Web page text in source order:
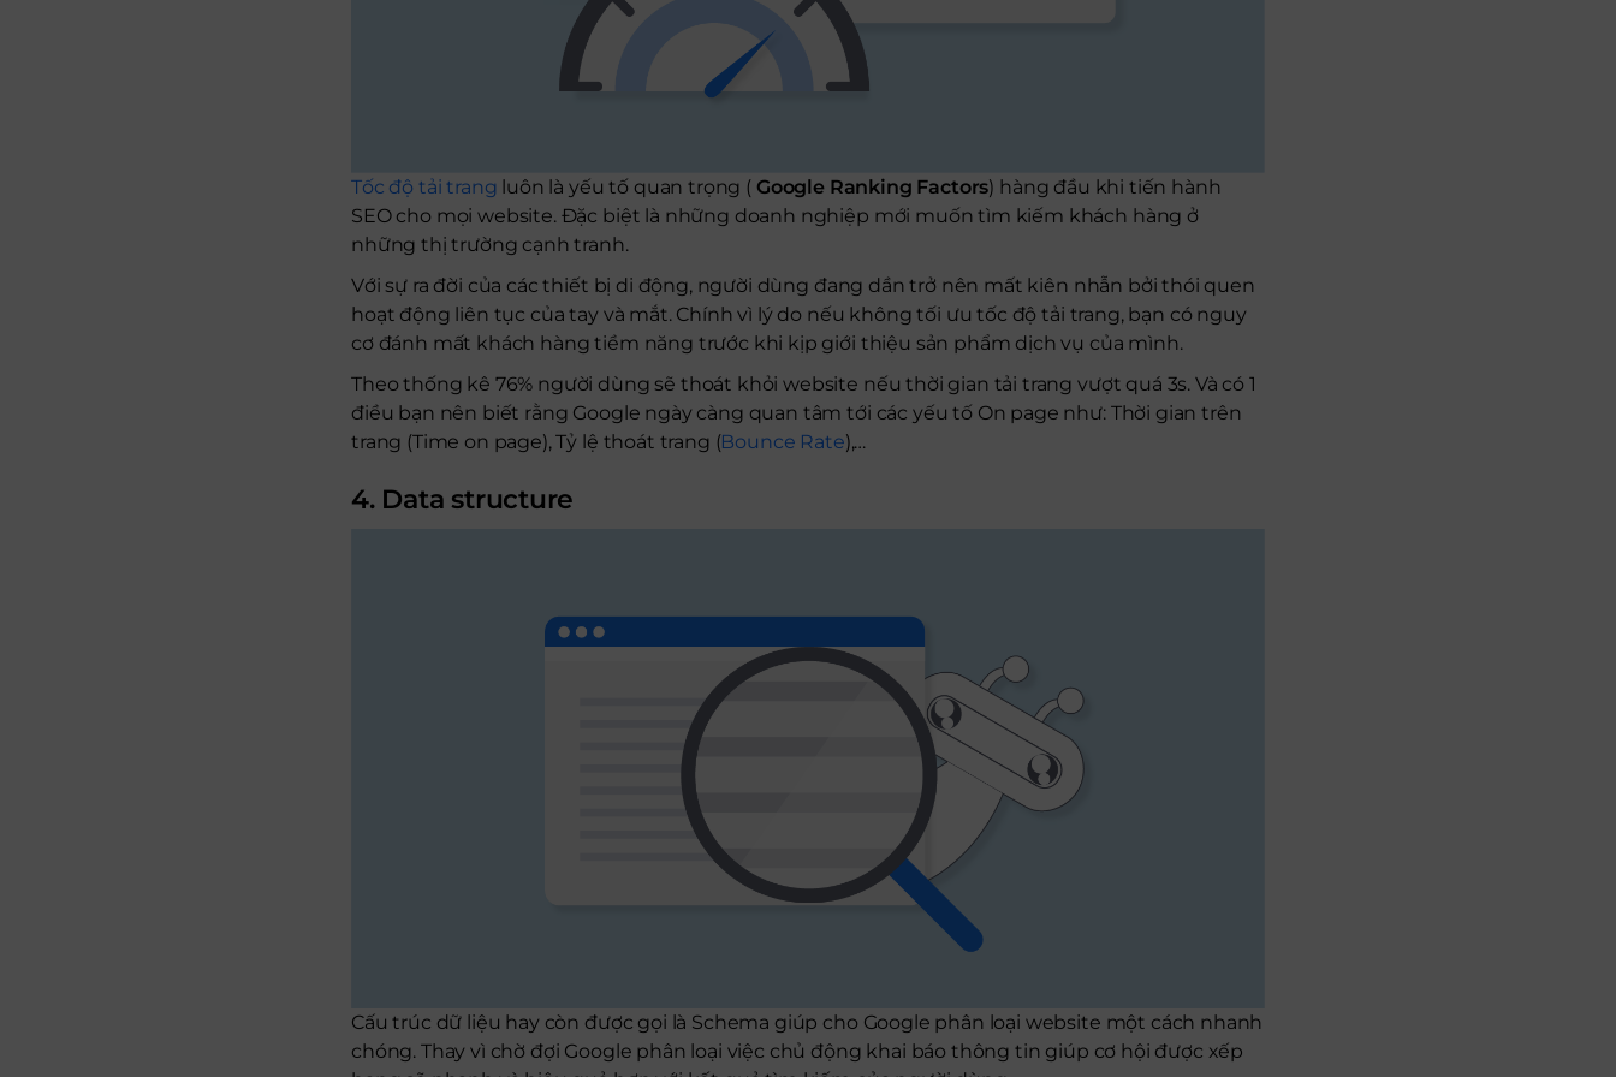
Tốc độ tải trang luôn là yếu tố quan trọng ( Google Ranking Factors) hàng đầu khi tiến hành
SEO cho mọi website. Đặc biệt là những doanh nghiệp mới muốn tìm kiếm khách hàng ở
những thị trường cạnh tranh.
Với sự ra đời của các thiết bị di động, người dùng đang dần trở nên mất kiên nhẫn bởi thói quen
hoạt động liên tục của tay và mắt. Chính vì lý do nếu không tối ưu tốc độ tải trang, bạn có nguy
cơ đánh mất khách hàng tiềm năng trước khi kịp giới thiệu sản phẩm dịch vụ của mình.
Theo thống kê 76% người dùng sẽ thoát khỏi website nếu thời gian tải trang vượt quá 3s. Và có 1
điều bạn nên biết rằng Google ngày càng quan tâm tới các yếu tố On page như: Thời gian trên
trang (Time on page), Tỷ lệ thoát trang (Bounce Rate),…
4. Data structure
Cấu trúc dữ liệu hay còn được gọi là Schema giúp cho Google phân loại website một cách nhanh
chóng. Thay vì chờ đợi Google phân loại việc chủ động khai báo thông tin giúp cơ hội được xếp